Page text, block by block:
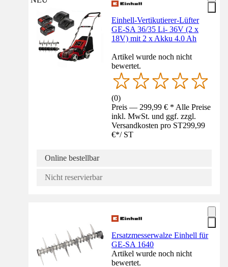
Einhell-Vertikutierer-Lüfter
GE-SA 36/35 Li- 36V (2 x
18V) mit 2 x Akku 4.0 Ah
Artikel wurde noch nicht
bewertet.
(0)
Preis — 299,99 € * Alle Preise
inkl. MwSt. und ggf. zzgl.
Versandkosten pro ST299,99
€*/ ST
Online bestellbar
Nicht reservierbar
Ersatzmesserwalze Einhell für
GE-SA 1640
Artikel wurde noch nicht
bewertet.